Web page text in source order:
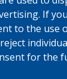
If
to the use
for the